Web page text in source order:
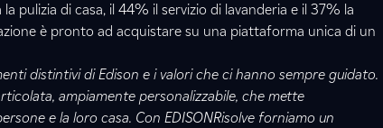
pulizia di casa, il 44% il servizio di lavanderia e il 37% la
è pronto ad acquistare su una piattaforma unica di un
distintivi di Edison e i valori che ci hanno sempre guidato.
ampiamente personalizzabile, che mette
e la loro casa. Con EDISONRisolve forniamo un